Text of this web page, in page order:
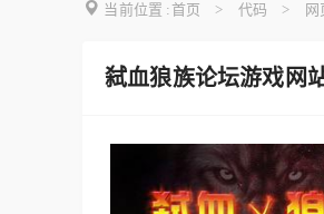
当前位置 :首页 > 代码 > 网
弑血狼族论坛游戏网